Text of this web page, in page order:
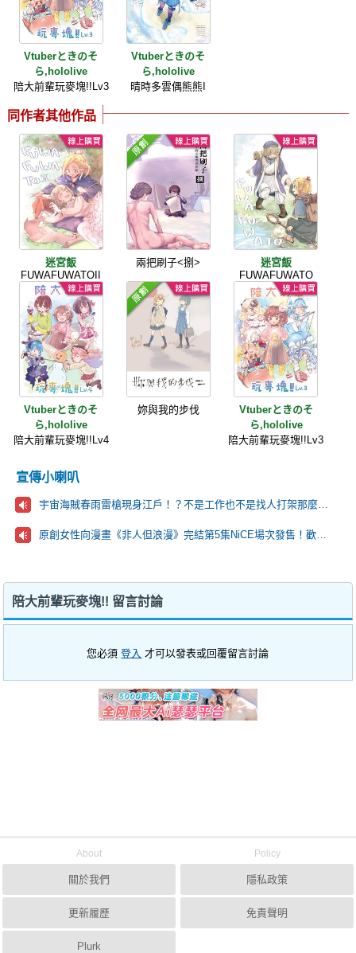
Vtuberときのそ
ら,hololive
陪大前輩玩麥塊!!Lv3
Vtuberときのそ
ら,hololive
晴時多雲偶熊熊I
同作者其他作品
迷宮飯
FUWAFUWATOII
兩把刷子<捌>
迷宮飯
FUWAFUWATO
Vtuberときのそ
ら,hololive
陪大前輩玩麥塊!!Lv4
妳與我的步伐
Vtuberときのそ
ら,hololive
陪大前輩玩麥塊!!Lv3
宣傳小喇叭
陪大前輩玩麥塊!! 留言討論
您必須登入 才可以發表或回覆留言討論
About
關於我們
更新履歷
Plurk
Policy
隱私政策
免責聲明